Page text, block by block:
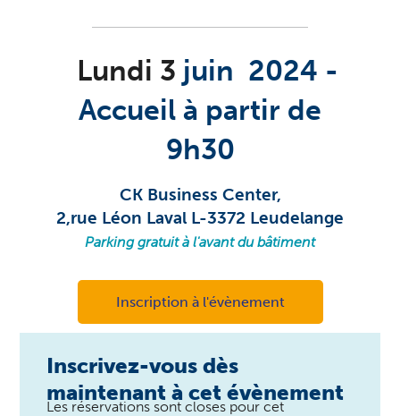
Lundi 3 juin 2024 -
Accueil à partir de
9h30
CK Business Center,
2,rue Léon Laval L-3372 Leudelange
Parking gratuit à l'avant du bâtiment
Inscription à l'évènement
Inscrivez-vous dès
maintenant à cet évènement
Les réservations sont closes pour cet